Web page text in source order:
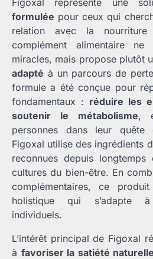
formulée pour ceux qui
relation avec la
complément alimentaire
miracles, mais propose plutôt
adapté à un parcours de
formule a été conçue pour
fondamentaux : réduire les
soutenir le métabolisme,
personnes dans leur quête
Figoxal utilise des ingrédients
reconnues depuis
cultures du bien-être. En
complémentaires, ce
holistique qui s’adapte
individuels.
L’intérêt principal de Figoxal
à favoriser la satiété naturelle